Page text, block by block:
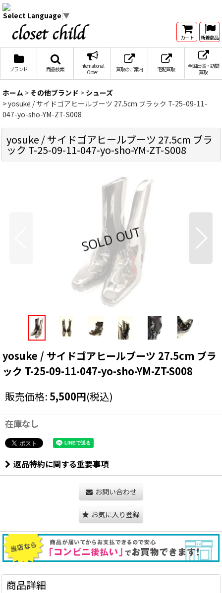
Select Language ▼
カート 新着商品
ブランド 商品検索
International
Order
買取のご案内 宅配買取
全国出張・訪問
買取
ホーム >その他ブランド > シューズ
>yosuke / サイドゴアヒールブーツ 27.5cm ブラック T-25-09-11-
047-yo-sho-YM-ZT-S008
yosuke / サイドゴアヒールブーツ 27.5cm ブラ
ック T-25-09-11-047-yo-sho-YM-ZT-S008
yosuke / サイドゴアヒールブーツ 27.5cm ブラ
ック T-25-09-11-047-yo-sho-YM-ZT-S008
販売価格:5,500円(税込)
在庫なし
返品特約に関する重要事項
お問い合わせ
お気に入り登録
商品詳細